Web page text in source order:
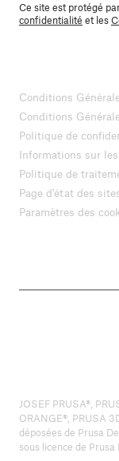
Ce site est protégé
confidentialité et les
Conditions
Conditions
Politique de
Informations sur
Politique de
Page d'état des
Paramètres des
JOSEF PRUSA®,
ORANGE®, PRUSA
déposées de Prusa
sous licence de Prusa